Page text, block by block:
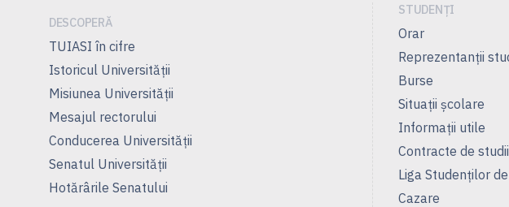
DESCOPERĂ
TUIASI în cifre
Istoricul Universităţii
Misiunea Universităţii
Mesajul rectorului
Conducerea Universităţii
Senatul Universității
Hotărârile Senatului
STUDENȚI
Orar
Reprezentanţii
Burse
Situații școlare
Informații utile
Contracte de studii
Liga Studenţilor
Cazare